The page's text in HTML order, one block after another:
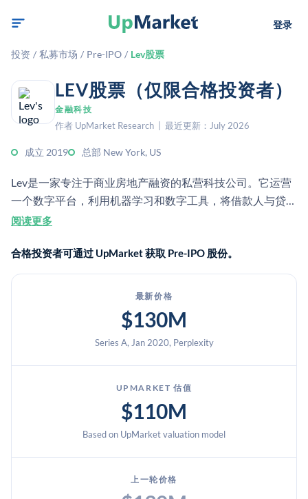
登录
投资 / 私募市场 / Pre-IPO / Lev股票
LEV股票（仅限合格投资者）
金融科技
作者 UpMarket Research | 最近更新：July 2026
成立 2019 总部 New York, US
Lev是一家专注于商业房地产融资的私营科技公司。它运营
一个数字平台，利用机器学习和数字工具，将借款人与贷款
人进行匹配，并简化债务融资流程。
阅读更多
合格投资者可通过 UpMarket 获取 Pre-IPO 股份。
最新价格
$130M
Series A, Jan 2020, Perplexity
UPMARKET 估值
$110M
Based on UpMarket valuation model
上一轮价格